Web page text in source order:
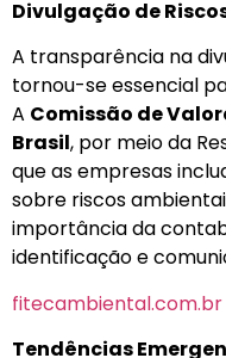
Divulgação de
A transparência na
tornou-se essencial
A Comissão de
Brasil, por meio da
que as empresas
sobre riscos
importância da
identificação e
fitecambiental.com.br
Tendências